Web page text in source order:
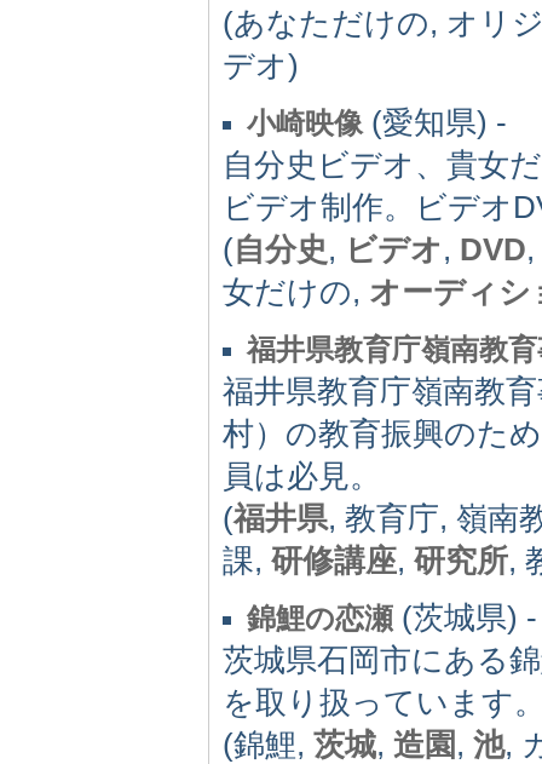
(あなただけの, オリ
デオ)
小崎映像 (愛知県) -
自分史ビデオ、貴女
ビデオ制作。ビデオ
(自分史, ビデオ, DVD
女だけの, オーディシ
福井県教育庁嶺南教
福井県教育庁嶺南教
村）の教育振興のた
員は必見。
(福井県, 教育庁, 嶺南
課, 研修講座, 研究所,
錦鯉の恋瀬 (茨城県) -
茨城県石岡市にある
を取り扱っています
(錦鯉, 茨城, 造園 , 池,